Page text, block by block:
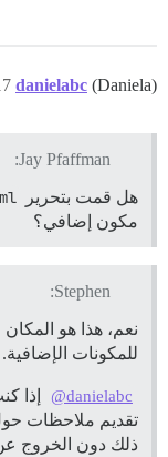
danielabc (Daniela)
Jay Pfaffman:
هل قمت بتحرير
مكون إضافي؟
Stephen:
نعم، هذا هو
للمكونات الإضافية.
@danielabc
إذا
تقديم ملاحظات
ذلك دون الخروج